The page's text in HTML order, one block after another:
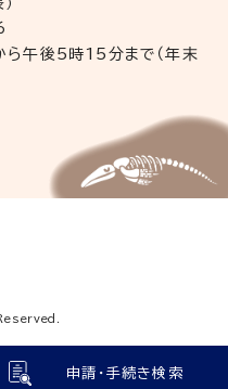
申請・手続き検索
午後5時15分まで（年末